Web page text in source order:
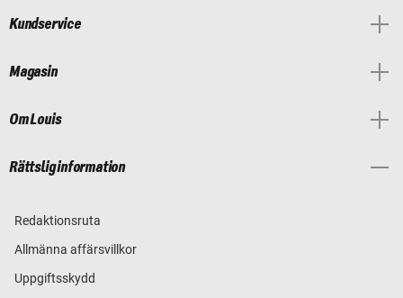
Kundservice
Magasin
Om Louis
Rättslig information
Redaktionsruta
Allmänna affärsvillkor
Uppgiftsskydd